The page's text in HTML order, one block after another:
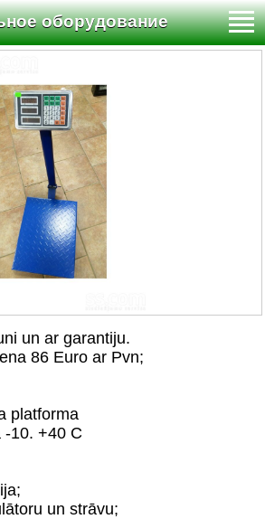
оборудование
un ar garantiju.
86 Euro ar Pvn;
platforma
-10. +40 C
un strāvu;